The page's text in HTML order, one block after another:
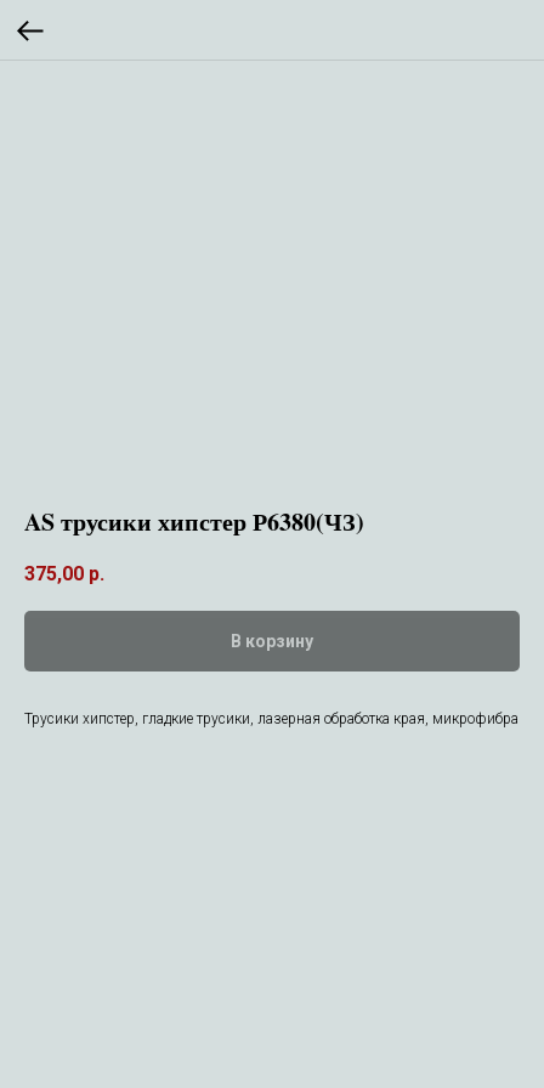
AS трусики хипстер Р6380(ЧЗ)
375,00 р.
В корзину
Трусики хипстер, гладкие трусики, лазерная обработка края, микрофибра